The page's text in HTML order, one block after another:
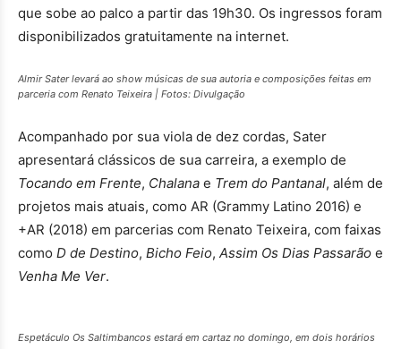
que sobe ao palco a partir das 19h30. Os ingressos foram
disponibilizados gratuitamente na internet.
Almir Sater levará ao show músicas de sua autoria e composições feitas em
parceria com Renato Teixeira | Fotos: Divulgação
Acompanhado por sua viola de dez cordas, Sater
apresentará clássicos de sua carreira, a exemplo de
Tocando em Frente, Chalana e Trem do Pantanal, além de
projetos mais atuais, como AR (Grammy Latino 2016) e
+AR (2018) em parcerias com Renato Teixeira, com faixas
como D de Destino, Bicho Feio, Assim Os Dias Passarão e
Venha Me Ver.
Espetáculo Os Saltimbancos estará em cartaz no domingo, em dois horários